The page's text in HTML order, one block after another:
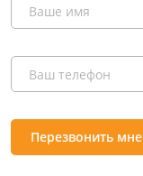
Перезвонить мне